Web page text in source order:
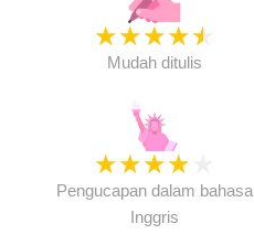
★★★★★
Mudah ditulis
★★★★
Pengucapan dalam bahasa
Inggris